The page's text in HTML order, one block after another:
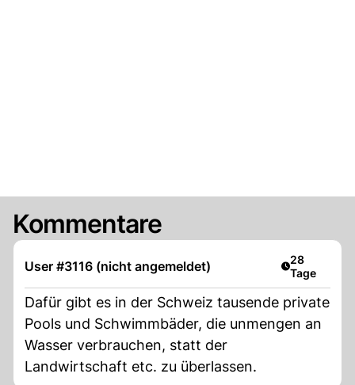
Kommentare
User #3116 (nicht angemeldet) Artikel
28
Tage
Dafür gibt es in der Schweiz tausende private
Pools und Schwimmbäder, die unmengen an
Wasser verbrauchen, statt der
Landwirtschaft etc. zu überlassen.